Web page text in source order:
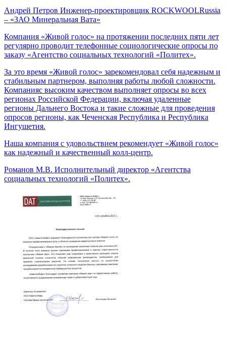
Андрей Петров Инженер-проектировщик ROCKWOOLRussia
– «ЗАО Минеральная Вата»
Компания «Живой голос» на протяжении последних пяти лет
регулярно проводит телефонные социологические опросы по
заказу «Агентство социальных технологий «Политех».
За это время «Живой голос» зарекомендовал себя надежным и
стабильным партнером, выполняя работы любой сложности.
Компанияс высоким качеством выполняет опросы во всех
регионах Российской Федерации, включая удаленные
регионы Дальнего Востока и такие сложные для проведения
опросов регионы, как Чеченская Республика и Республика
Ингушетия.
Наша компания с удовольствием рекомендует «Живой голос»
как надежный и качественный колл-центр.
Романов М.В. Исполнительный директор «Агентства
социальных технологий «Политех».